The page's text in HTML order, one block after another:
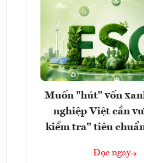
Muốn "hút" vốn
nghiệp Việt cần
kiểm tra" tiêu
Đọc ngay